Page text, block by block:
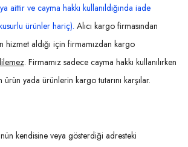
aittir ve cayma hakkı kullanıldığında iade
ürünler hariç). Alıcı kargo firmasından
hizmet aldığı için firmamızdan kargo
. Firmamız sadece cayma hakkı kullanılırken
yada ürünlerin kargo tutarını karşılar.
kendisine veya gösterdiği adresteki